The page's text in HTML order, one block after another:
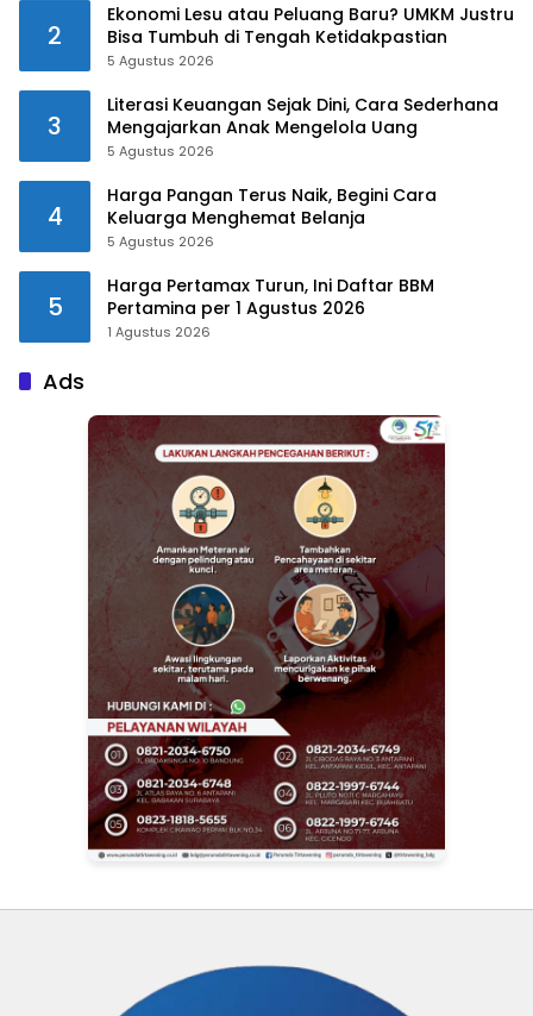
2
Ekonomi Lesu atau Peluang Baru? UMKM Justru
Bisa Tumbuh di Tengah Ketidakpastian
5 Agustus 2026
3
Literasi Keuangan Sejak Dini, Cara Sederhana
Mengajarkan Anak Mengelola Uang
5 Agustus 2026
4
Harga Pangan Terus Naik, Begini Cara
Keluarga Menghemat Belanja
5 Agustus 2026
5
Harga Pertamax Turun, Ini Daftar BBM
Pertamina per 1 Agustus 2026
1 Agustus 2026
Ads